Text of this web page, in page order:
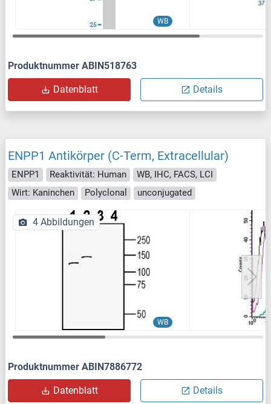
WB
Produktnummer ABIN518763
Datenblatt Details
ENPP1 Antikörper (C-Term, Extracellular)
ENPP1 Reaktivität: Human
WB, IHC, FACS, LCI
Wirt: Kaninchen
Polyclonal unconjugated
WB
4 Abbildungen
Produktnummer ABIN7886772
Datenblatt Details